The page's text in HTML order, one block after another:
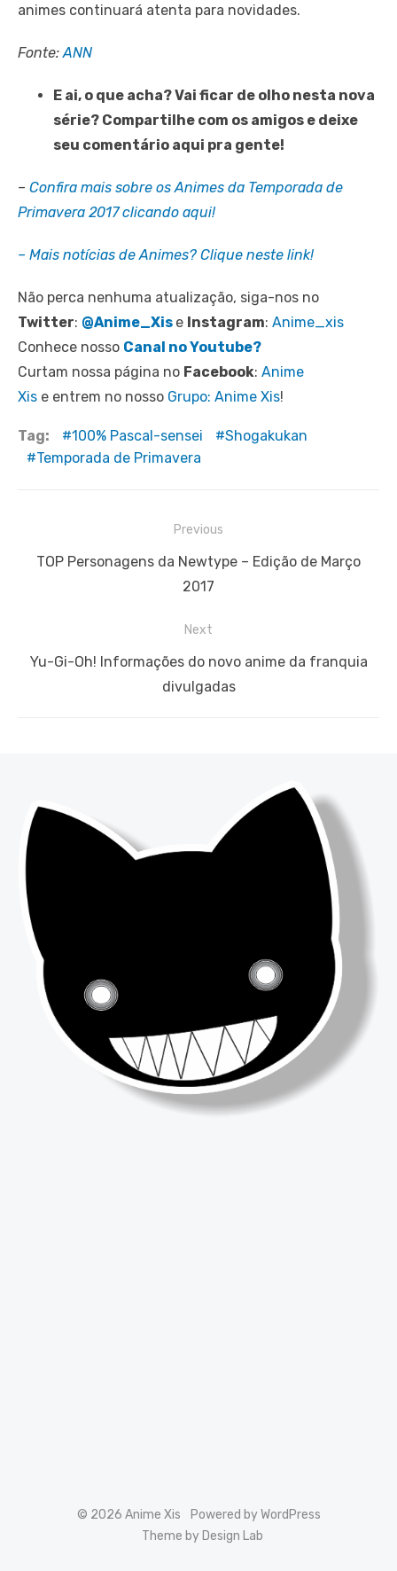
animes continuará atenta para novidades.
Fonte:ANN
E ai, o que acha? Vai ficar de olho nesta nova
série? Compartilhe com os amigos e deixe
seu comentário aqui pra gente!
– Confira mais sobre os Animes da Temporada de
Primavera 2017 clicando aqui!
– Mais notícias de Animes? Clique neste link!
Não perca nenhuma atualização, siga-nos no
Twitter: @Anime_Xis e Instagram: Anime_xis
Conhece nosso Canal no Youtube?
Curtam nossa página no Facebook: Anime
Xis e entrem no nosso Grupo: Anime Xis!
Tag: 100% Pascal-sensei
Shogakukan
Temporada de Primavera
de
Previous
Previous
TOP Personagens da Newtype – Edição de Março
2017
Next
Next
Yu-Gi-Oh! Informações do novo anime da franquia
divulgadas
© 2026 Anime Xis
Powered by WordPress
Theme by Design Lab